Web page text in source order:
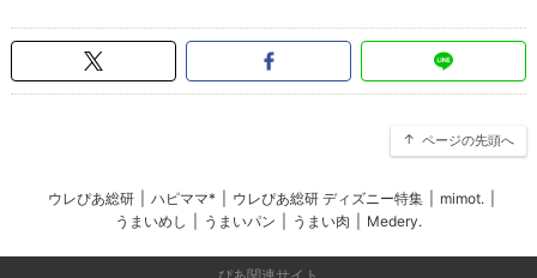
ページの先頭へ
ウレぴあ総研 ハピママ* ウレぴあ総研 ディズニー特集 mimot.
うまいめし
うまいパン うまい肉 Medery.